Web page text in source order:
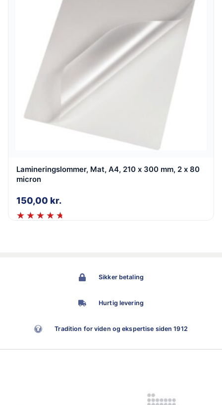
Lamineringslommer, Mat, A4, 210 x 300 mm, 2 x 80
micron
150,00 kr.
Sikker betaling
Hurtig levering
Tradition for viden og ekspertise siden 1912